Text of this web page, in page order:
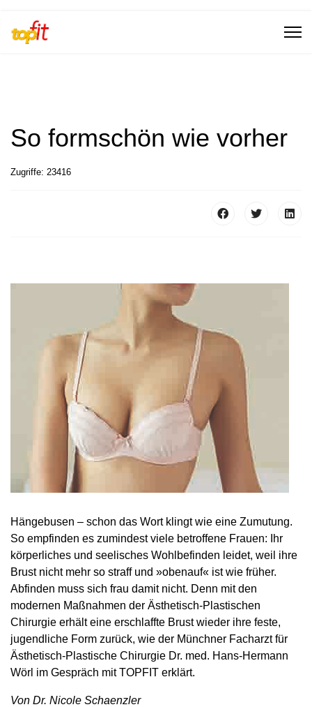
So formschön wie vorher
Zugriffe: 23416
Hängebusen – schon das Wort klingt wie eine Zumutung.
So empfinden es zumindest viele betroffene Frauen: Ihr
körperliches und seelisches Wohlbefinden leidet, weil ihre
Brust nicht mehr so straff und »obenauf« ist wie früher.
Abfinden muss sich frau damit nicht. Denn mit den
modernen Maßnahmen der Ästhetisch-Plastischen
Chirurgie erhält eine erschlaffte Brust wieder ihre feste,
jugendliche Form zurück, wie der Münchner Facharzt für
Ästhetisch-Plastische Chirurgie Dr. med. Hans-Hermann
Wörl im Gespräch mit TOPFIT erklärt.
Von Dr. Nicole Schaenzler